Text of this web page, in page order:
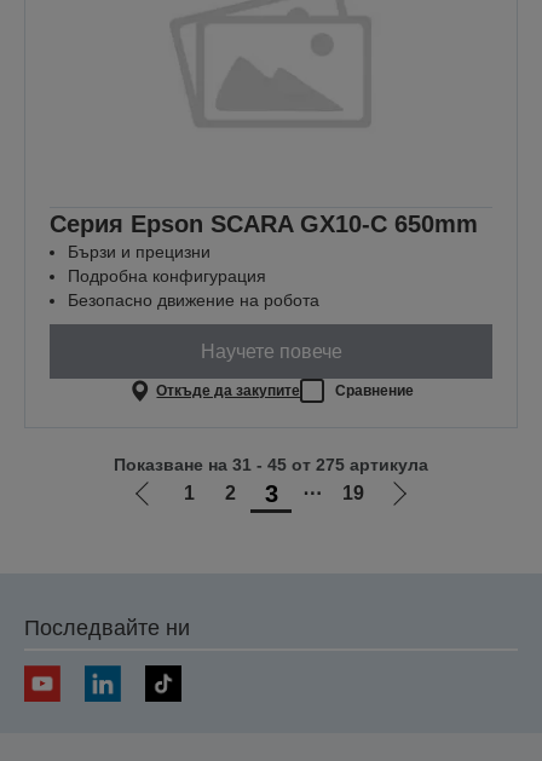
Серия Epson SCARA GX10-C 650mm
Бързи и прецизни
Подробна конфигурация
Безопасно движение на робота
Научете повече
Откъде да закупите Сравнение
Отиди
1 2 3 ⋯ 19
Отиди
Показване на 31 - 45 от 275 артикула
Последвайте ни